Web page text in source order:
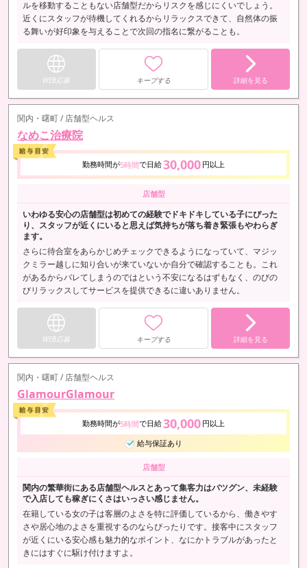
ルを移動することもない店舗型だからリスクを感じにくいでしょう。
近くにスタッフが待機してくれるからリラックスできて、自然体の振
る舞いが好印象を与えることで次回の指名に繋がることも。
WEB応募 キープする 詳細を見る
関内・曙町 / 店舗型ヘルス
なめこ治療院
勤務時間が5時間で日給30,000 円以上
店舗型
いわゆる安心の店舗型は初めての経験でドキドキしている子にぴった
り、スタッフが近くにいると思えば気持ちが落ち着き緊張もやわらぎ
ます。
さらに待合室をあらかじめチェックできるようになっていて、マジッ
クミラー越しに知り合いが来ていないか自分で確認することも。これ
があるからバレてしまうのではという不安になるはずもなく、のびの
びリラックスしてサービスを提供できるに違いありません。
WEB応募 キープする 詳細を見る
関内・曙町 / 店舗型ヘルス
GlamourGlamour
勤務時間が5時間で日給30,000 円以上
給与保証あり
店舗型
関内の繁華街にある店舗型ヘルスとあって集客力はバツグン、未経験
で入店しても稼ぎにくさはいっさい感じません。
在籍している女の子は客層のよさを特に評価しているから、働きやす
さや居心地のよさを重視するのならぴったりです。接客中にスタッフ
が近くにいる安心感も魅力的なポイント、なにかトラブルがあったと
きにはすぐに駆け付けますよ。